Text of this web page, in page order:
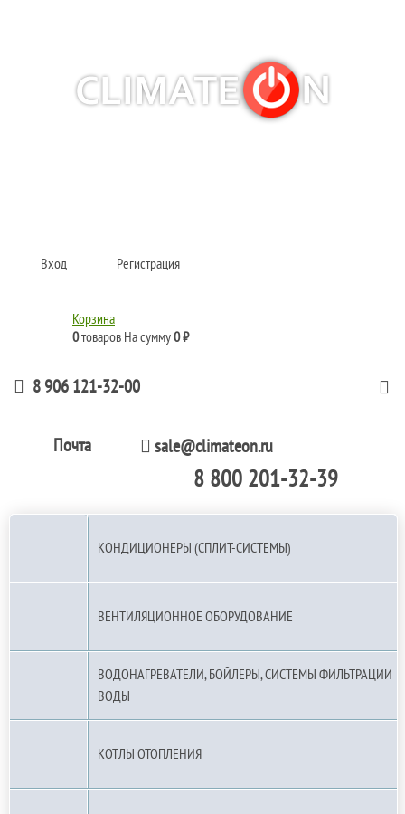
Вход Регистрация
Корзина
0товаров На сумму0 ₽
8 906 121-32-00
Почта sale@climateon.ru
8 800 201-32-39
КОНДИЦИОНЕРЫ (СПЛИТ-СИСТЕМЫ)
ВЕНТИЛЯЦИОННОЕ ОБОРУДОВАНИЕ
ВОДОНАГРЕВАТЕЛИ, БОЙЛЕРЫ, СИСТЕМЫ ФИЛЬТРАЦИИ
ВОДЫ
КОТЛЫ ОТОПЛЕНИЯ